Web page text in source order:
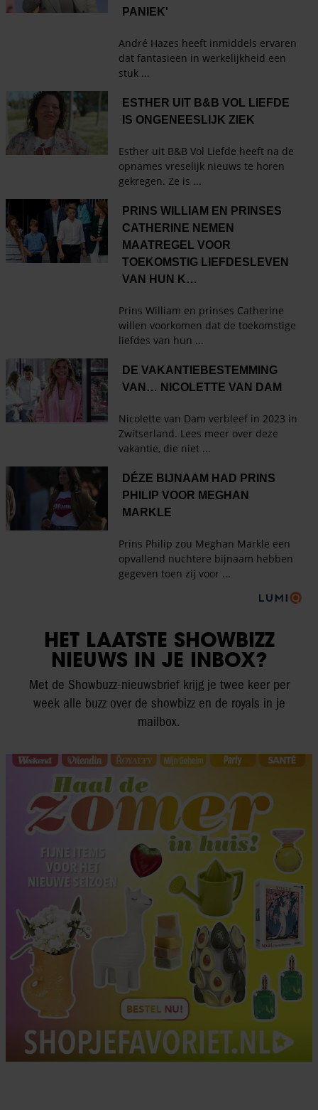
HET LAATSTE SHOWBIZZ
NIEUWS IN JE INBOX?
Met de Showbuzz-nieuwsbrief krijg je twee keer per
week alle buzz over de showbizz en de royals in je
mailbox.